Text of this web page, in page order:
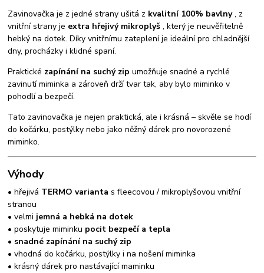
Zavinovačka je z jedné strany ušitá z kvalitní 100% bavlny, z
vnitřní strany je extra hřejivý mikroplyš, který je neuvěřitelně
hebký na dotek. Díky vnitřnímu zateplení je ideální pro chladnější
dny, procházky i klidné spaní.
Praktické zapínání na suchý zip umožňuje snadné a rychlé
zavinutí miminka a zároveň drží tvar tak, aby bylo miminko v
pohodlí a bezpečí.
Tato zavinovačka je nejen praktická, ale i krásná – skvěle se hodí
do kočárku, postýlky nebo jako něžný dárek pro novorozené
miminko.
Výhody
• hřejivá TERMO varianta s fleecovou / mikroplyšovou vnitřní
stranou
• velmi jemná a hebká na dotek
• poskytuje miminku pocit bezpečí a tepla
• snadné zapínání na suchý zip
• vhodná do kočárku, postýlky i na nošení miminka
• krásný dárek pro nastávající maminku